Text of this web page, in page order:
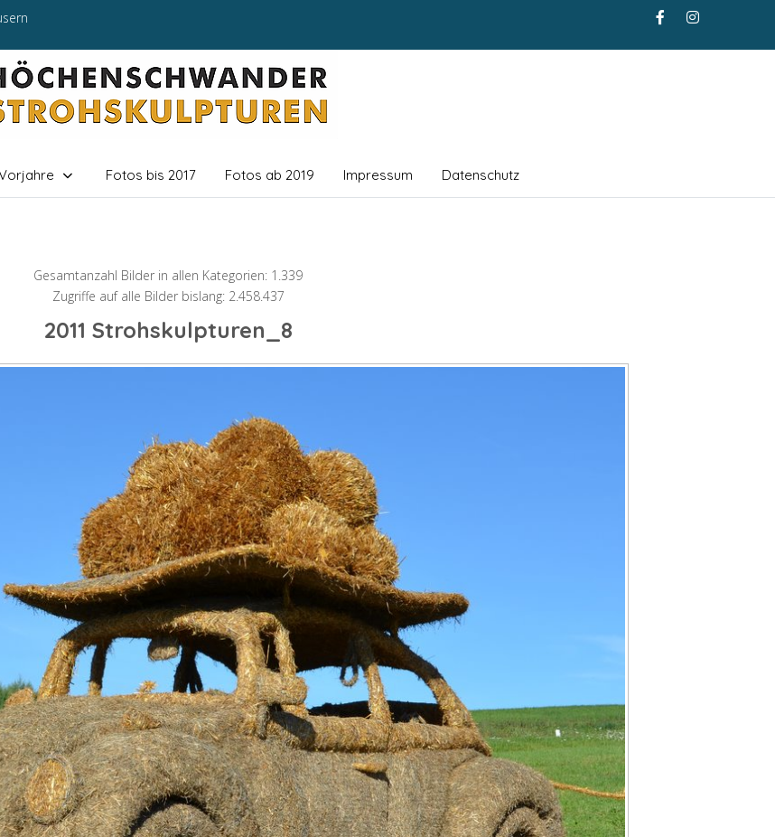
Fotos bis 2017 Fotos ab 2019 Impressum Datenschutz
Gesamtanzahl Bilder in allen Kategorien: 1.339
Zugriffe auf alle Bilder bislang: 2.458.437
2011 Strohskulpturen_8